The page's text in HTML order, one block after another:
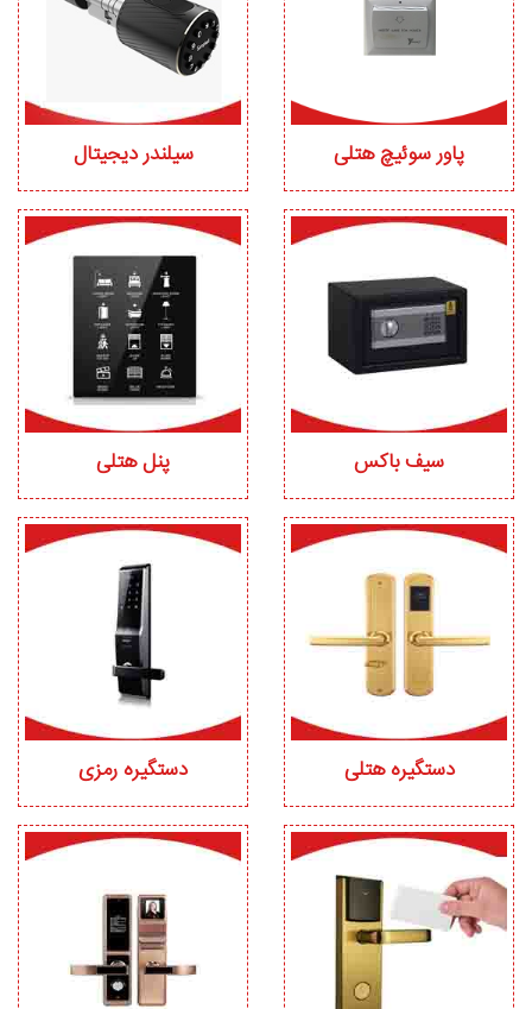
پاور سوئیچ هتلی سیلندر دیجیتال
سیف باکس پنل هتلی
دستگیره هتلی دستگیره رمزی